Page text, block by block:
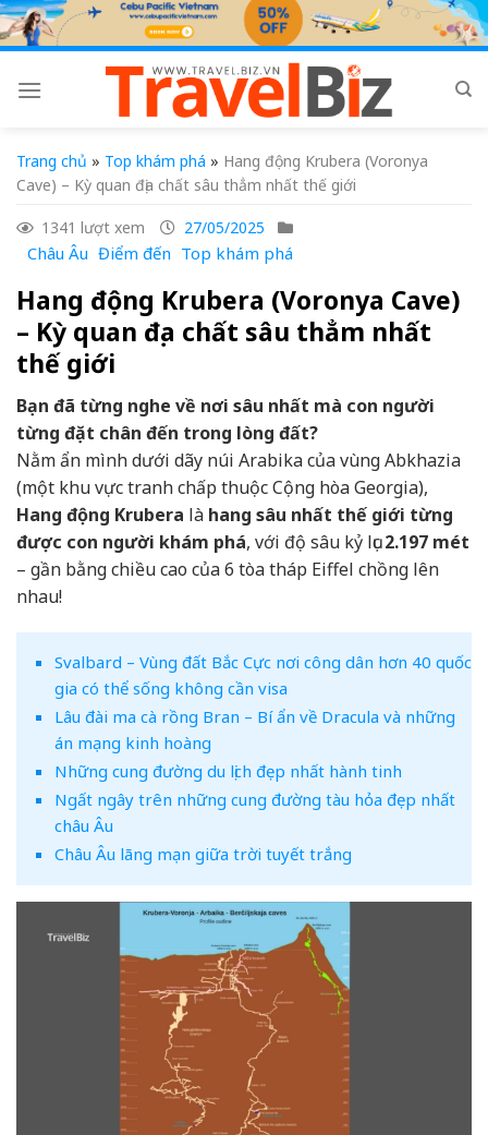
Skip
to
Trang chủ » Top khám phá » Hang động Krubera (Voronya
Cave) – Kỳ quan địa chất sâu thẳm nhất thế giới
1341 lượt xem 27/05/2025
Châu Âu Điểm đến Top khám phá
Hang động Krubera (Voronya Cave)
– Kỳ quan địa chất sâu thẳm nhất
thế giới
Bạn đã từng nghe về nơi sâu nhất mà con người
từng đặt chân đến trong lòng đất?
Nằm ẩn mình dưới dãy núi Arabika của vùng Abkhazia
(một khu vực tranh chấp thuộc Cộng hòa Georgia),
Hang động Krubera là hang sâu nhất thế giới từng
được con người khám phá, với độ sâu kỷ lục2.197 mét
– gần bằng chiều cao của 6 tòa tháp Eiffel chồng lên
nhau!
Svalbard – Vùng đất Bắc Cực nơi công dân hơn 40 quốc
gia có thể sống không cần visa
Lâu đài ma cà rồng Bran – Bí ẩn về Dracula và những
án mạng kinh hoàng
Những cung đường du lịch đẹp nhất hành tinh
Ngất ngây trên những cung đường tàu hỏa đẹp nhất
châu Âu
Châu Âu lãng mạn giữa trời tuyết trắng